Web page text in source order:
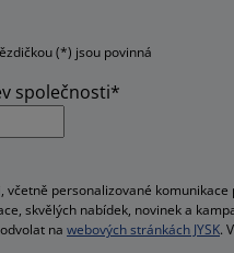
(*) jsou povinná
společnosti*
včetně personalizované
skvělých nabídek, novinek a
na webových stránkách JYSK.